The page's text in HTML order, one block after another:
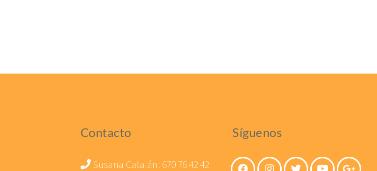
Contacto
Susana Catalán: 670 76 42 42
Síguenos